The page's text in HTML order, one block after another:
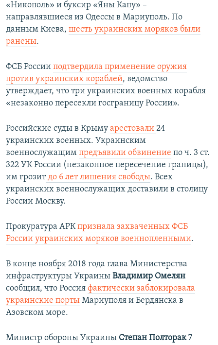
«Никополь» и буксир «Яны Капу» –
направлявшиеся из Одессы в Мариуполь. По
данным Киева, шесть украинских моряков были
ранены.
ФСБ России подтвердила применение оружия
против украинских кораблей, ведомство
утверждает, что три украинских военных корабля
«незаконно пересекли госграницу России».
Российские суды в Крыму арестовали 24
украинских военных. Украинским
военнослужащим предъявили обвинение по ч. 3 ст.
322 УК России (незаконное пересечение границы),
им грозитдо 6 лет лишения свободы. Всех
украинских военнослужащих доставили в столицу
России Москву.​
Прокуратура АРКпризнала захваченных ФСБ
России украинских моряков военнопленными.
В конце ноября 2018 года глава Министерства
инфраструктуры Украины Владимир Омелян
сообщил, что Россия фактически заблокировала
украинские порты Мариуполя и Бердянска в
Азовском море.
Министр обороны Украины Степан Полторак7